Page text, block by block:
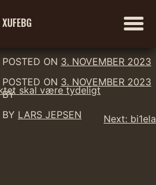
XUFEBG
POSTED ON 3. NOVEMBER 2023
BY
POSTED ON 3. NOVEMBER 2023
BY LARS JEPSEN
skal være tydeligt
Next: bi1ela